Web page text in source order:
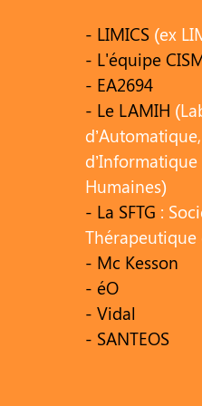
- LIMICS (ex
- L'équipe
- EA2694
- Le LAMIH
Humaines)
- La SFTG :
- Mc Kesson
- éO
- Vidal
- SANTEOS